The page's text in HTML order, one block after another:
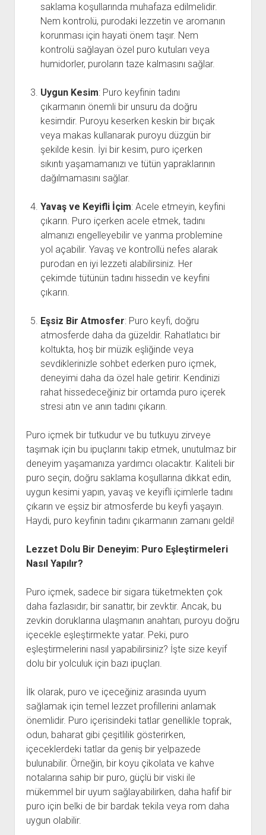
saklama koşullarında muhafaza edilmelidir.
Nem kontrolü, purodaki lezzetin ve aromanın
korunması için hayati önem taşır. Nem
kontrolü sağlayan özel puro kutuları veya
humidorler, puroların taze kalmasını sağlar.
Uygun Kesim: Puro keyfinin tadını
çıkarmanın önemli bir unsuru da doğru
kesimdir. Puroyu keserken keskin bir bıçak
veya makas kullanarak puroyu düzgün bir
şekilde kesin. İyi bir kesim, puro içerken
sıkıntı yaşamamanızı ve tütün yapraklarının
dağılmamasını sağlar.
Yavaş ve Keyifli İçim: Acele etmeyin, keyfini
çıkarın. Puro içerken acele etmek, tadını
almanızı engelleyebilir ve yanma problemine
yol açabilir. Yavaş ve kontrollü nefes alarak
purodan en iyi lezzeti alabilirsiniz. Her
çekimde tütünün tadını hissedin ve keyfini
çıkarın.
Eşsiz Bir Atmosfer: Puro keyfi, doğru
atmosferde daha da güzeldir. Rahatlatıcı bir
koltukta, hoş bir müzik eşliğinde veya
sevdiklerinizle sohbet ederken puro içmek,
deneyimi daha da özel hale getirir. Kendinizi
rahat hissedeceğiniz bir ortamda puro içerek
stresi atın ve anın tadını çıkarın.
Puro içmek bir tutkudur ve bu tutkuyu zirveye
taşımak için bu ipuçlarını takip etmek, unutulmaz bir
deneyim yaşamanıza yardımcı olacaktır. Kaliteli bir
puro seçin, doğru saklama koşullarına dikkat edin,
uygun kesimi yapın, yavaş ve keyifli içimlerle tadını
çıkarın ve eşsiz bir atmosferde bu keyfi yaşayın.
Haydi, puro keyfinin tadını çıkarmanın zamanı geldi!
Lezzet Dolu Bir Deneyim: Puro Eşleştirmeleri
Nasıl Yapılır?
Puro içmek, sadece bir sigara tüketmekten çok
daha fazlasıdır; bir sanattır, bir zevktir. Ancak, bu
zevkin doruklarına ulaşmanın anahtarı, puroyu doğru
içecekle eşleştirmekte yatar. Peki, puro
eşleştirmelerini nasıl yapabilirsiniz? İşte size keyif
dolu bir yolculuk için bazı ipuçları.
İlk olarak, puro ve içeceğiniz arasında uyum
sağlamak için temel lezzet profillerini anlamak
önemlidir. Puro içerisindeki tatlar genellikle toprak,
odun, baharat gibi çeşitlilik gösterirken,
içeceklerdeki tatlar da geniş bir yelpazede
bulunabilir. Örneğin, bir koyu çikolata ve kahve
notalarına sahip bir puro, güçlü bir viski ile
mükemmel bir uyum sağlayabilirken, daha hafif bir
puro için belki de bir bardak tekila veya rom daha
uygun olabilir.